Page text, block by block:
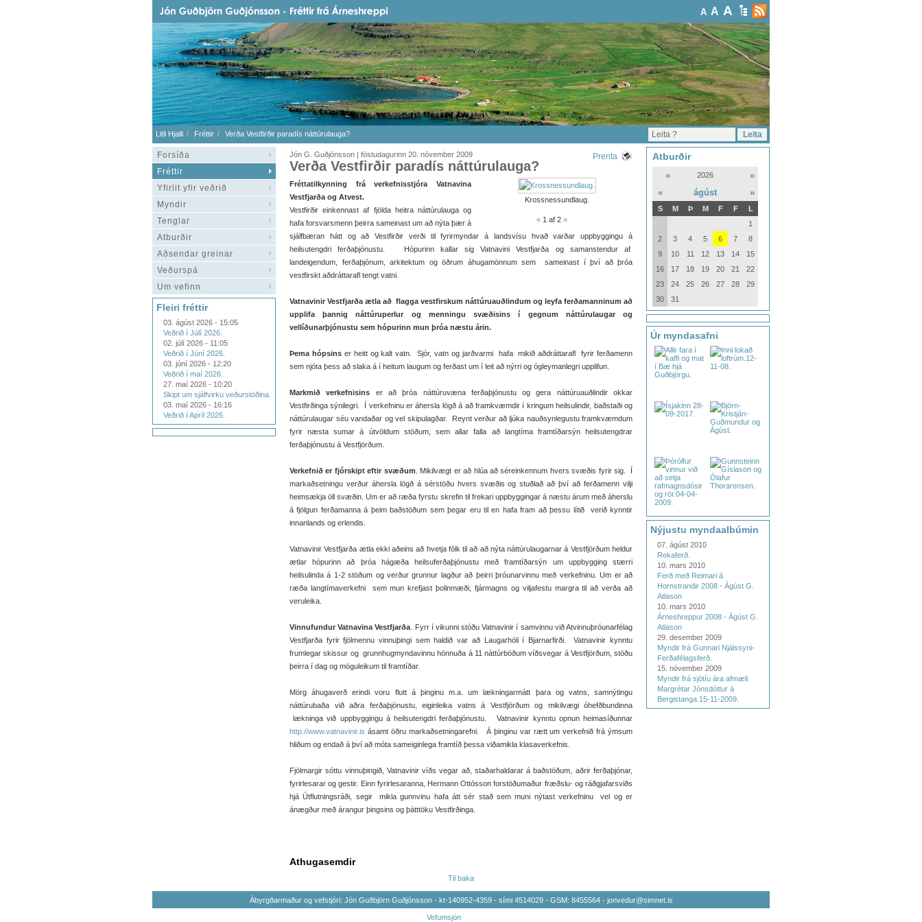
A A A
Litli Hjalli Fréttir Verða Vestfirðir paradís náttúrulauga?
Forsíða
Fréttir
Yfirlit yfir veðrið
Myndir
Tenglar
Atburðir
Aðsendar greinar
Veðurspá
Um vefinn
Fleiri fréttir
03. ágúst 2026 - 15:05
Veðrið í Júlí 2026.
02. júlí 2026 - 11:05
Veðrið í Júní 2026.
03. júní 2026 - 12:20
Veðrið í maí 2026.
27. maí 2026 - 10:20
Skipt um sjálfvirku veðurstöðina.
03. maí 2026 - 16:16
Veðrið í Apríl 2026.
Jón G. Guðjónsson | föstudagurinn 20. nóvember 2009 Prenta
Verða Vestfirðir paradís náttúrulauga?
Krossnessundlaug.
« 1 af 2 »
Fréttatilkynning frá verkefnisstjóra Vatnavina
Vestfjarða og Atvest.
Vestfirðir einkennast af fjölda heitra náttúrulauga og
hafa forsvarsmenn þeirra sameinast um að nýta þær á
sjálfbæran hátt og að Vestfirðir verði til fyrirmyndar á landsvísu hvað varðar uppbyggingu á
heilsutengdri ferðaþjónustu. Hópurinn kallar sig Vatnavini Vestfjarða og samanstendur af
landeigendum, ferðaþjónum, arkitektum og öðrum áhugamönnum sem sameinast í því að þróa
vestfirskt aðdráttarafl tengt vatni.
Vatnavinir Vestfjarða ætla að flagga vestfirskum náttúruauðlindum og leyfa ferðamanninum að
upplifa þannig náttúruperlur og menningu svæðisins í gegnum náttúrulaugar og
vellíðunarþjónustu sem hópurinn mun þróa næstu árin.
Þema hópsinser heitt og kalt vatn. Sjór, vatn og jarðvarmi hafa mikið aðdráttarafl fyrir ferðamenn
sem njóta þess að slaka á í heitum laugum og ferðast um í leit að nýrri og ógleymanlegri upplifun.
Markmið verkefnisins er að þróa náttúruvæna ferðaþjónustu og gera náttúruauðlindir okkar
Vestfirðinga sýnilegri. Í verkefninu er áhersla lögð á að framkvæmdir í kringum heilsulindir, baðstaði og
náttúrulaugar séu vandaðar og vel skipulagðar. Reynt verður að ljúka nauðsynlegustu framkvæmdum
fyrir næsta sumar á útvöldum stöðum, sem allar falla að langtíma framtíðarsýn heilsutengdrar
ferðaþjónustu á Vestfjörðum.
Verkefnið er fjórskipt eftir svæðum . Mikilvægt er að hlúa að séreinkennum hvers svæðis fyrir sig. Í
markaðsetningu verður áhersla lögð á sérstöðu hvers svæðis og stuðlað að því að ferðamenn vilji
heimsækja öll svæðin. Um er að ræða fyrstu skrefin til frekari uppbyggingar á næstu árum með áherslu
á fjölgun ferðamanna á þeim baðstöðum sem þegar eru til en hafa fram að þessu lítið verið kynntir
innanlands og erlendis.
Vatnavinir Vestfjarða ætla ekki aðeins að hvetja fólk til að að nýta náttúrulaugarnar á Vestfjörðum heldur
ætlar hópurinn að þróa hágæða heilsuferðaþjónustu með framtíðarsýn um uppbygging stærri
heilsulinda á 1-2 stöðum og verður grunnur lagður að þeirri þróunarvinnu með verkefninu. Um er að
ræða langtímaverkefni sem mun krefjast þolinmæði, fjármagns og viljafestu margra til að verða að
veruleika.
Vinnufundur Vatnavina Vestfjarða . Fyrr í vikunni stóðu Vatnavinir í samvinnu við Atvinnuþróunarfélag
Vestfjarða fyrir fjölmennu vinnuþingi sem haldið var að Laugarhóli í Bjarnarfirði. Vatnavinir kynntu
frumlegar skissur og grunnhugmyndavinnu hönnuða á 11 náttúrböðum víðsvegar á Vestfjörðum, stöðu
þeirra í dag og möguleikum til framtíðar.
Mörg áhugaverð erindi voru flutt á þinginu m.a. um lækningarmátt þara og vatns, samnýtingu
náttúrubaða við aðra ferðaþjónustu, eiginleika vatns á Vestfjörðum og mikilvægi óhefðbundinna
lækninga við uppbyggingu á heilsutengdri ferðaþjónustu. Vatnavinir kynntu opnun heimasíðunnar
http://www.vatnavinir.is ásamt öðru markaðsetningarefni. Á þinginu var rætt um verkefnið frá ýmsum
hliðum og endað á því að móta sameiginlega framtíð þessa viðamikla klasaverkefnis.
Fjölmargir sóttu vinnuþingið, Vatnavinir víðs vegar að, staðarhaldarar á baðstöðum, aðrir ferðaþjónar,
fyrirlesarar og gestir. Einn fyrirlesaranna, Hermann Ottósson forstöðumaður fræðslu- og ráðgjafarsviðs
hjá Útflutningsráði, segir mikla gunnvinu hafa átt sér stað sem muni nýtast verkefninu vel og er
ánægður með árangur þingsins og þátttöku Vestfirðinga.
Athugasemdir
Til baka
Atburðir
« 2026
»
«
ágúst »
S M Þ M F F
L
1
2
3 4 5 6 7
8
9
10 11 12 13 14
15
16
17 18 19 20 21
22
23
24 25 26 27 28
29
30
31
Úr myndasafni
Nýjustu myndaalbúmin
07. ágúst 2010
Rekaferð.
10. mars 2010
Ferð með Reimari á
Hornstrandir 2008 - Ágúst G.
Atlason
10. mars 2010
Árneshreppur 2008 - Ágúst G.
Atlason
29. desember 2009
Myndir frá Gunnari Njálssyni-
Ferðafélagsferð.
15. nóvember 2009
Myndir frá sjötíu ára afmæli
Margrétar Jónsdóttur á
Bergistanga.15-11-2009.
Ábyrgðarmaður og vefstjóri: Jón Guðbjörn Guðjónsson - kt-140952-4359 - sími 4514029 - GSM: 8455564 - jonvedur@simnet.is
Vefumsjón